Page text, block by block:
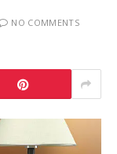
NO COMMENTS